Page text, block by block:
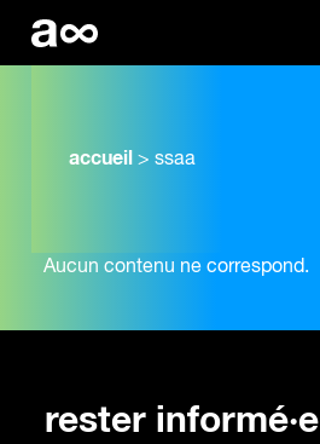
accueil > ssaa
Aucun contenu ne correspond.
rester informé·e